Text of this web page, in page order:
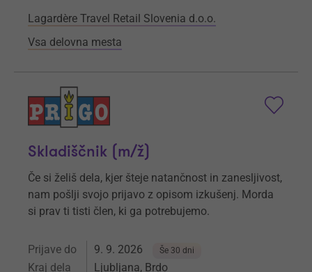
Lagardère Travel Retail Slovenia d.o.o.
Vsa delovna mesta
Skladiščnik (m/ž)
Če si želiš dela, kjer šteje natančnost in zanesljivost,
nam pošlji svojo prijavo z opisom izkušenj. Morda
si prav ti tisti člen, ki ga potrebujemo.
Prijave do 9. 9. 2026 Še 30 dni
Kraj dela Ljubljana, Brdo